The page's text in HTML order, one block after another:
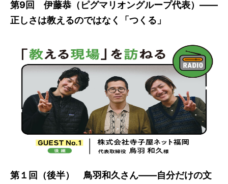
第9回 伊藤恭（ピグマリオングループ代表）――
正しさは教えるのではなく「つくる」
第１回（後半） 鳥羽和久さん――自分だけの文